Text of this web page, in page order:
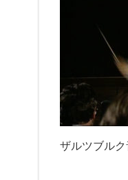
ザルツブル